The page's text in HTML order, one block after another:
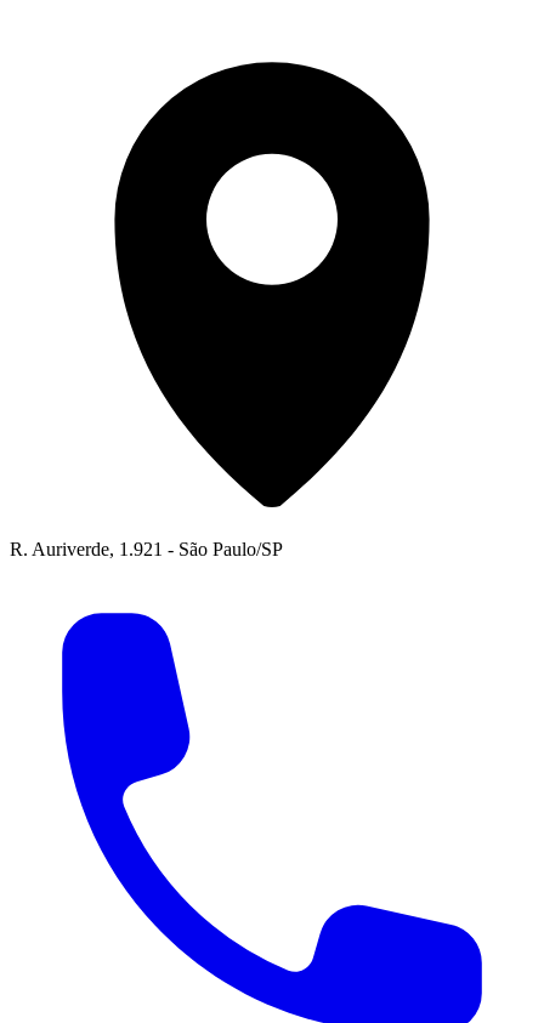
R. Auriverde, 1.921 - São Paulo/SP